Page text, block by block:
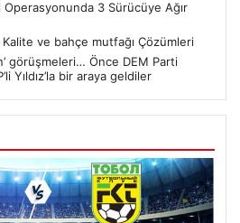
Operasyonunda 3 Sürücüye Ağır
ve bahçe mutfağı Çözümleri
görüşmeleri… Önce DEM Parti
Yıldız’la bir araya geldiler